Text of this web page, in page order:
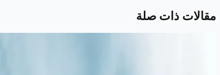
مقالات ذات صلة